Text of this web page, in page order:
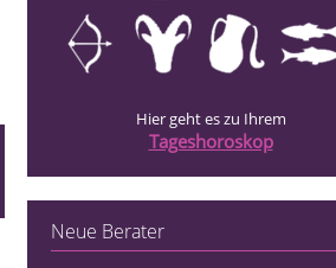
Hier geht es zu Ihrem
Tageshoroskop
Neue Berater